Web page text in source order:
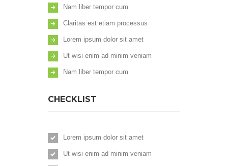
Nam liber tempor cum
Claritas est etiam processus
Lorem ipsum dolor sit amet
Ut wisi enim ad minim veniam
Nam liber tempor cum
CHECKLIST
Lorem ipsum dolor sit amet
Ut wisi enim ad minim veniam